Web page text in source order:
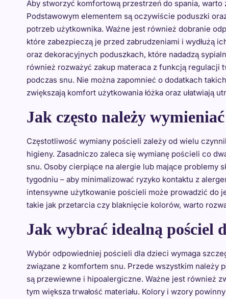
Aby stworzyć komfortową przestrzeń do spania,
Podstawowym elementem są oczywiście poduszki
potrzeb użytkownika. Ważne jest również dobranie
które zabezpieczą je przed zabrudzeniami i wydłużą
oraz dekoracyjnych poduszkach, które nadadzą
również rozważyć zakup materaca z funkcją regulacji
podczas snu. Nie można zapomnieć o dodatkach
zwiększają komfort użytkowania łóżka oraz ułatwiają
Jak często należy
Częstotliwość wymiany pościeli zależy od wielu
higieny. Zasadniczo zaleca się wymianę pościeli co
snu. Osoby cierpiące na alergie lub mające problemy
tygodniu – aby minimalizować ryzyko kontaktu z
intensywne użytkowanie pościeli może prowadzić do
takie jak przetarcia czy blaknięcie kolorów, warto
Jak wybrać idealną pościel
Wybór odpowiedniej pościeli dla dzieci wymaga
związane z komfortem snu. Przede wszystkim należy
są przewiewne i hipoalergiczne. Ważne jest również
tym większa trwałość materiału. Kolory i wzory